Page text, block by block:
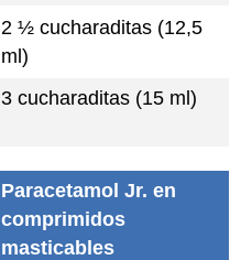
2 ½ cucharaditas (12,5
ml)
3 cucharaditas (15 ml)
Paracetamol Jr. en
comprimidos
masticables